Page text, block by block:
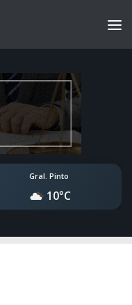
Gral. Pinto
10°C